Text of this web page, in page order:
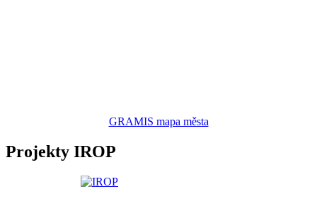
GRAMIS mapa města
Projekty IROP